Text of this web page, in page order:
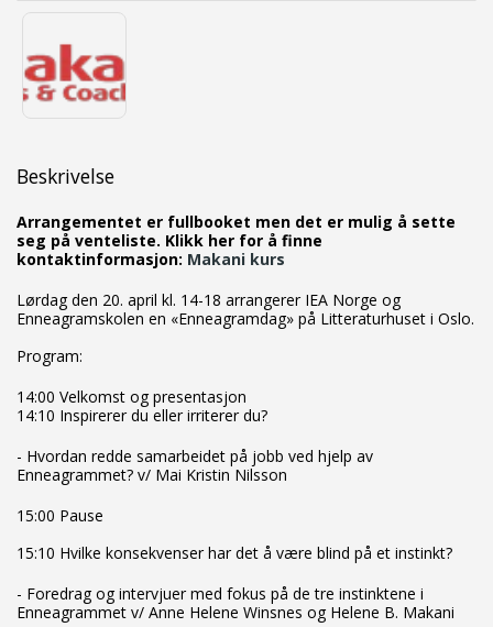
Beskrivelse
Arrangementet er fullbooket men det er mulig å sette
seg på venteliste. Klikk her for å finne
kontaktinformasjon: Makani kurs
Lørdag den 20. april kl. 14-18 arrangerer IEA Norge og
Enneagramskolen en «Enneagramdag» på Litteraturhuset i Oslo.
Program:
14:00 Velkomst og presentasjon
14:10 Inspirerer du eller irriterer du?
- Hvordan redde samarbeidet på jobb ved hjelp av
Enneagrammet? v/ Mai Kristin Nilsson
15:00 Pause
15:10 Hvilke konsekvenser har det å være blind på et instinkt?
- Foredrag og intervjuer med fokus på de tre instinktene i
Enneagrammet v/ Anne Helene Winsnes og Helene B. Makani